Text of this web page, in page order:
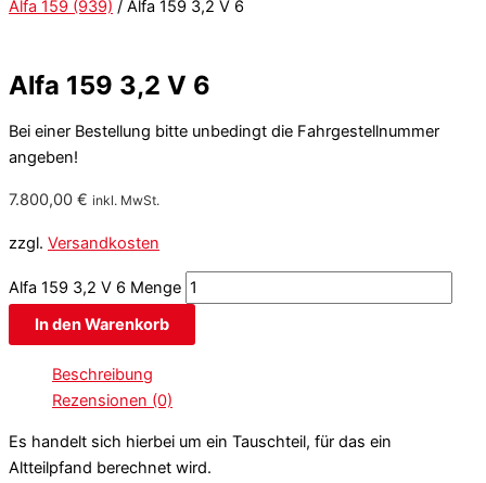
Alfa 159 (939) / Alfa 159 3,2 V 6
Alfa 159 3,2 V 6
Bei einer Bestellung bitte unbedingt die Fahrgestellnummer
angeben!
7.800,00 € inkl. MwSt.
zzgl. Versandkosten
Alfa 159 3,2 V 6 Menge
In den Warenkorb
Beschreibung
Rezensionen (0)
Es handelt sich hierbei um ein Tauschteil, für das ein
Altteilpfand berechnet wird.